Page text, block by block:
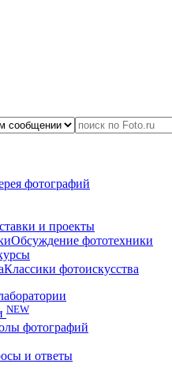
фотографий
и проекты
Обсуждение фототехники
Классики фотоискусства
NEW
фотографий
и ответы